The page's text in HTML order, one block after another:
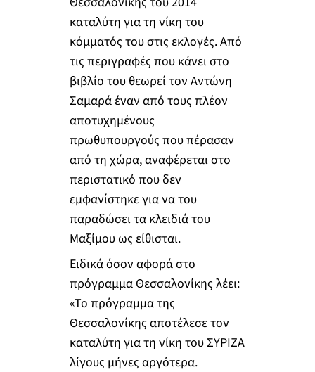
καταλύτη για τη νίκη του
κόμματός του στις εκλογές. Από
τις περιγραφές που κάνει στο
βιβλίο του θεωρεί τον Αντώνη
Σαμαρά έναν από τους πλέον
αποτυχημένους
πρωθυπουργούς που πέρασαν
από τη χώρα, αναφέρεται στο
περιστατικό που δεν
εμφανίστηκε για να του
παραδώσει τα κλειδιά του
Μαξίμου ως είθισται.
Ειδικά όσον αφορά στο
πρόγραμμα Θεσσαλονίκης λέει:
«Το πρόγραμμα της
Θεσσαλονίκης αποτέλεσε τον
καταλύτη για τη νίκη του ΣΥΡΙΖΑ
λίγους μήνες αργότερα.